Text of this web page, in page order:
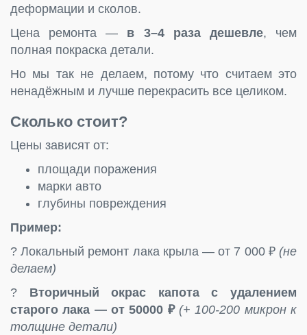
деформации и сколов.
Цена ремонта — в 3–4 раза дешевле, чем
полная покраска детали.
Но мы так не делаем, потому что считаем это
ненадёжным и лучше перекрасить все целиком.
Сколько стоит?
Цены зависят от:
площади поражения
марки авто
глубины повреждения
Пример:
? Локальный ремонт лака крыла — от 7 000 ₽ (не
делаем)
? Вторичный окрас капота с удалением
старого лака — от 50000 ₽ (+ 100-200 микрон к
толщине детали)